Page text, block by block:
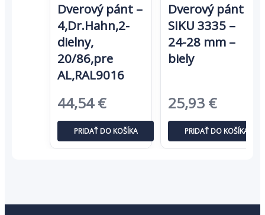
Dverový pánt –
4,Dr.Hahn,2-
dielny,
20/86,pre
AL,RAL9016
Pôvodná
cena
bola:
44,54€Aktuálna
cena
je:
PRIDAŤ DO KOŠÍKA
Dverový pánt –
SIKU 3335 –
24-28 mm –
biely
Pôvodná
cena
bola:
25,93 €
cena
je:
PRIDAŤ DO KOŠÍKA